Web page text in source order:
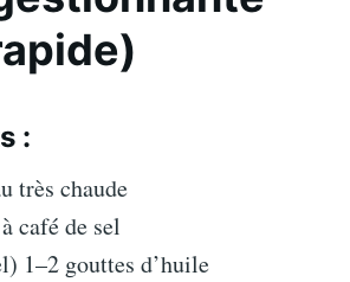
:
très chaude
café de sel
1–2 gouttes d’huile